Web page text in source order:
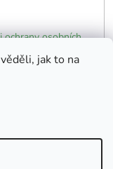
jak to na
ochrany osobních